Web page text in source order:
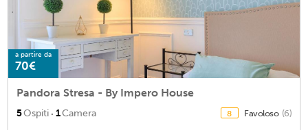
a partire da
70€
Pandora Stresa - By Impero House
5Ospiti · 1Camera 8 Favoloso (6)